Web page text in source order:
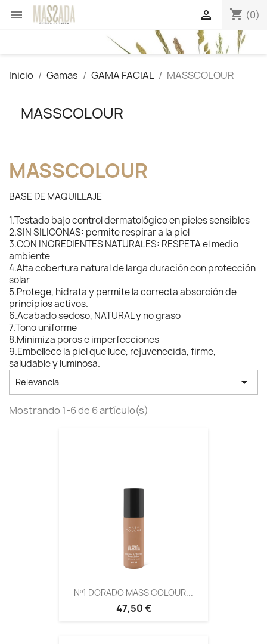
 shopping_cart (0)

Inicio Gamas GAMA FACIAL MASSCOLOUR
MASSCOLOUR
MASSCOLOUR
BASE DE MAQUILLAJE
1.Testado bajo control dermatológico en pieles sensibles
2.SIN SILICONAS: permite respirar a la piel
3.CON INGREDIENTES NATURALES: RESPETA el medio
ambiente
4.Alta cobertura natural de larga duración con protección
solar
5.Protege, hidrata y permite la correcta absorción de
principios activos.
6.Acabado sedoso, NATURAL y no graso
7.Tono uniforme
8.Minimiza poros e imperfecciones
9.Embellece la piel que luce, rejuvenecida, firme,
saludable y luminosa.
Relevancia 
Mostrando 1-6 de 6 artículo(s)
Nº1 DORADO MASS COLOUR...
47,50 €